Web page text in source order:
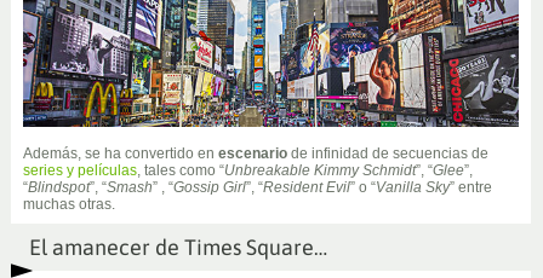
Además, se ha convertido en escenariode infinidad de secuencias de
series y películas, tales como “Unbreakable Kimmy Schmidt”, “Glee”,
“Blindspot”, “Smash” , “Gossip Girl”, “Resident Evil” o “Vanilla Sky” entre
muchas otras.
El amanecer de Times Square…